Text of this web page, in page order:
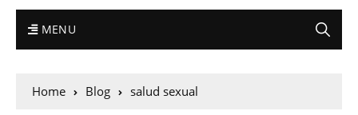
MENU
Home Blog salud sexual